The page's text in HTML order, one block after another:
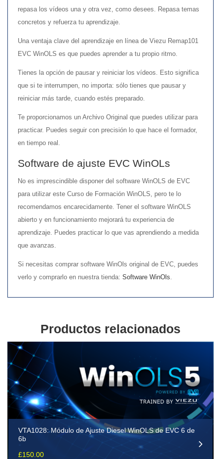
repasa los vídeos una y otra vez, como desees. Repasa temas
concretos y refuerza tu aprendizaje.
Una ventaja clave del aprendizaje en línea de Viezu Remap101
EVC WinOLS es que puedes aprender a tu propio ritmo.
Tienes la opción de pausar y reiniciar los vídeos. Esto significa
que si te interrumpen, no importa: sólo tienes que pausar y
reiniciar más tarde, cuando estés preparado.
Te proporcionamos un Archivo Original que puedes utilizar para
practicar. Puedes seguir con precisión lo que hace el formador,
en tiempo real.
Software de ajuste EVC WinOLs
No es imprescindible disponer del software WinOLS de EVC
para utilizar este Curso de Formación WinOLS, pero te lo
recomendamos encarecidamente. Tener el software WinOLS
abierto y en funcionamiento mejorará tu experiencia de
aprendizaje. Puedes practicar lo que vas aprendiendo a medida
que avanzas.
Si necesitas comprar software WinOls original de EVC, puedes
verlo y comprarlo en nuestra tienda: Software WinOls.
Productos relacionados
VTA1028: Módulo de Ajuste Diesel WinOLS de EVC 6 de
6b
£150.00